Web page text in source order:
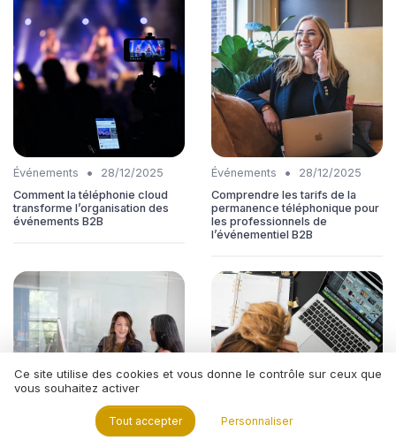
Événements •
28/12/2025
Comment la téléphonie cloud
transforme l’organisation des
événements B2B
Événements •
28/12/2025
Comprendre les tarifs de la
permanence téléphonique pour
les professionnels de
l’événementiel B2B
Ce site utilise des cookies et vous donne le contrôle sur ceux que
vous souhaitez activer
Tout accepter Personnaliser